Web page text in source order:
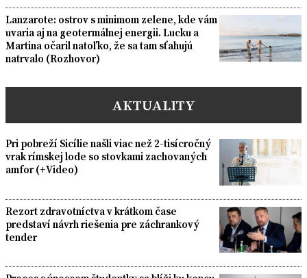
Lanzarote: ostrov s minimom zelene, kde vám
uvaria aj na geotermálnej energii. Lucku a
Martina očaril natoľko, že sa tam sťahujú
natrvalo (Rozhovor)
AKTUALITY
Pri pobreží Sicílie našli viac než 2-tisícročný
vrak rímskej lode so stovkami zachovaných
amfor (+Video)
Rezort zdravotníctva v krátkom čase
predstaví návrh riešenia pre záchrankový
tender